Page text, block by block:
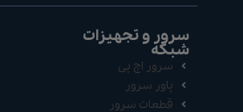
سرور و تجهیزات
شبکه
سرور اچ پی
پاور سرور
قطعات سرور